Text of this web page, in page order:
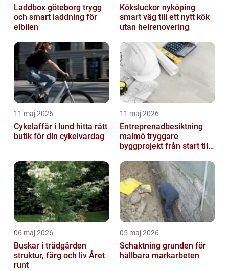
Laddbox göteborg trygg
och smart laddning för
elbilen
Köksluckor nyköping
smart väg till ett nytt kök
utan helrenovering
11 maj 2026
Cykelaffär i lund hitta rätt
butik för din cykelvardag
11 maj 2026
Entreprenadbesiktning
malmö tryggare
byggprojekt från start till
06 maj 2026
Buskar i trädgården
struktur, färg och liv Året
runt
05 maj 2026
Schaktning grunden för
hållbara markarbeten